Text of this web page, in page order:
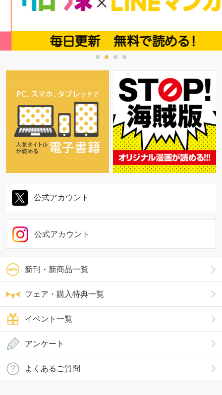
新刊・新商品一覧
フェア・購入特典一覧
イベント一覧
公式アカウント
公式アカウント
アンケート
よくあるご質問